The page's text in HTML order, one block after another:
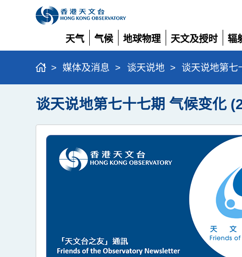
天气
展
开
气候
展
开
地球物理
展
开
天文及授时
展
开
辐
展
开
> 媒体及消息 > 谈天说地 > 谈天说地第七
谈天说地第七十七期 气候变化